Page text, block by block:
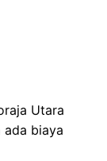
Utara
ada biaya